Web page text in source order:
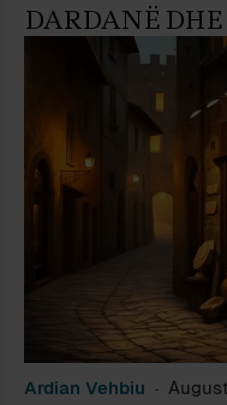
DARDANË
Ardian Vehbiu